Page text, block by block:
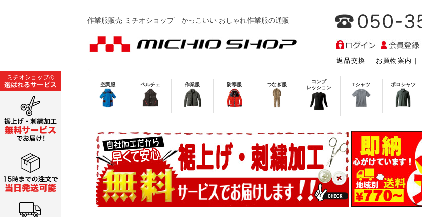
作業服販売 ミチオショップかっこいい おしゃれ作業服の通販
返品交換 ｜ お買物案内 ｜
空調服 ペルチェ 作業服 防寒服 つなぎ服
コンプ
レッション
Tシャツ ポロシャツ